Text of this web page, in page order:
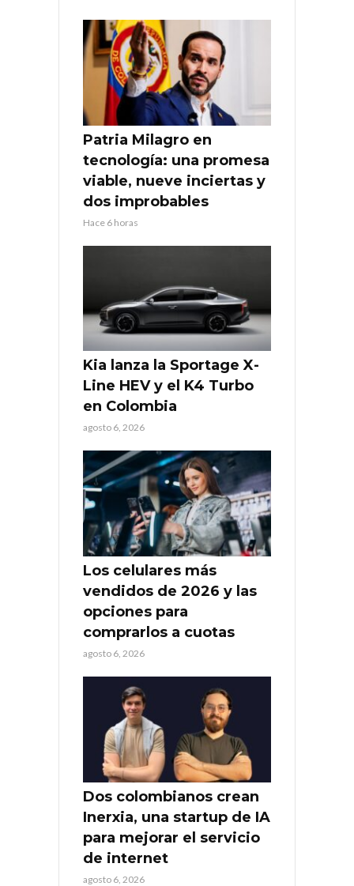
Patria Milagro en
tecnología: una promesa
viable, nueve inciertas y
dos improbables
Hace 6 horas
Kia lanza la Sportage X-
Line HEV y el K4 Turbo
en Colombia
agosto 6, 2026
Los celulares más
vendidos de 2026 y las
opciones para
comprarlos a cuotas
agosto 6, 2026
Dos colombianos crean
Inerxia, una startup de IA
para mejorar el servicio
de internet
agosto 6, 2026